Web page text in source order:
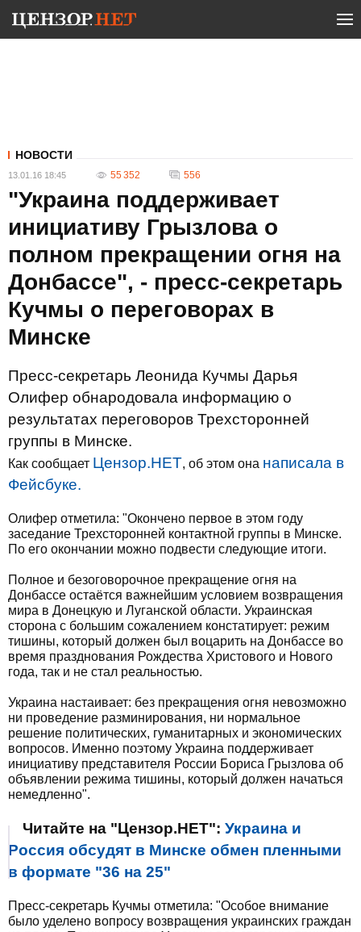
НОВОСТИ
13.01.16 18:45 55 352 556
"Украина поддерживает
инициативу Грызлова о
полном прекращении огня на
Донбассе", - пресс-секретарь
Кучмы о переговорах в
Минске
Пресс-секретарь Леонида Кучмы Дарья
Олифер обнародовала информацию о
результатах переговоров Трехсторонней
группы в Минске.
Как сообщает Цензор.НЕТ, об этом она написала в
Фейсбуке.
Олифер отметила: "Окончено первое в этом году
заседание Трехсторонней контактной группы в Минске.
По его окончании можно подвести следующие итоги.
Полное и безоговорочное прекращение огня на
Донбассе остаётся важнейшим условием возвращения
мира в Донецкую и Луганской области. Украинская
сторона с большим сожалением констатирует: режим
тишины, который должен был воцарить на Донбассе во
время празднования Рождества Христового и Нового
года, так и не стал реальностью.
Украина настаивает: без прекращения огня невозможно
ни проведение разминирования, ни нормальное
решение политических, гуманитарных и экономических
вопросов. Именно поэтому Украина поддерживает
инициативу представителя России Бориса Грызлова об
объявлении режима тишины, который должен начаться
немедленно".
Читайте на "Цензор.НЕТ": Украина и
Россия обсудят в Минске обмен пленными
в формате "36 на 25"
Пресс-секретарь Кучмы отметила: "Особое внимание
было уделено вопросу возвращения украинских граждан